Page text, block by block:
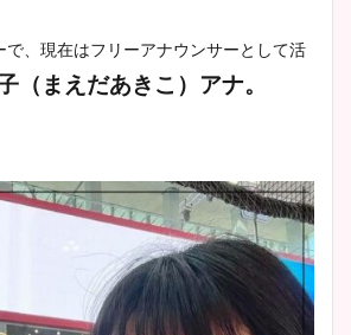
で、現在はフリーアナウンサーとして活
（まえだあきこ）アナ。